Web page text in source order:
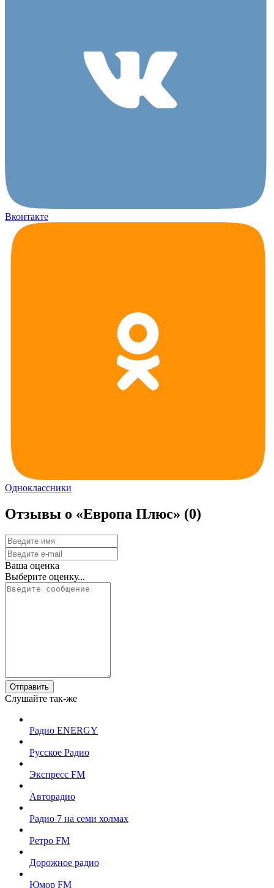
Вконтакте
Одноклассники
Отзывы о «Европа Плюс» (0)
Ваша оценка
Выберите оценку...
Отправить
Слушайте так-же
Радио ENERGY
Русское Радио
Экспресс FM
Авторадио
Радио 7 на семи холмах
Ретро FM
Дорожное радио
Юмор FM